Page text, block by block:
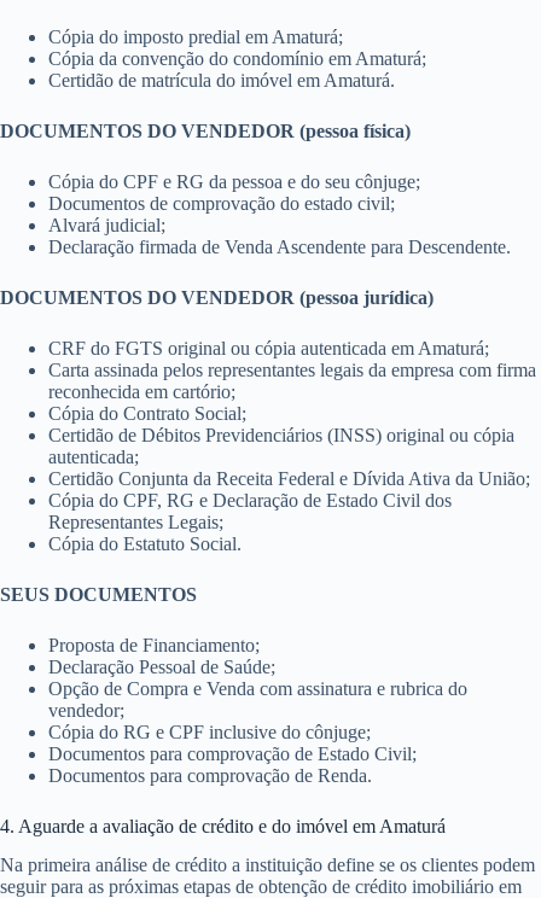
Cópia do imposto predial em Amaturá;
Cópia da convenção do condomínio em Amaturá;
Certidão de matrícula do imóvel em Amaturá.
DOCUMENTOS DO VENDEDOR (pessoa física)
Cópia do CPF e RG da pessoa e do seu cônjuge;
Documentos de comprovação do estado civil;
Alvará judicial;
Declaração firmada de Venda Ascendente para Descendente.
DOCUMENTOS DO VENDEDOR (pessoa jurídica)
CRF do FGTS original ou cópia autenticada em Amaturá;
Carta assinada pelos representantes legais da empresa com firma
reconhecida em cartório;
Cópia do Contrato Social;
Certidão de Débitos Previdenciários (INSS) original ou cópia
autenticada;
Certidão Conjunta da Receita Federal e Dívida Ativa da União;
Cópia do CPF, RG e Declaração de Estado Civil dos
Representantes Legais;
Cópia do Estatuto Social.
SEUS DOCUMENTOS
Proposta de Financiamento;
Declaração Pessoal de Saúde;
Opção de Compra e Venda com assinatura e rubrica do
vendedor;
Cópia do RG e CPF inclusive do cônjuge;
Documentos para comprovação de Estado Civil;
Documentos para comprovação de Renda.
4. Aguarde a avaliação de crédito e do imóvel em Amaturá
Na primeira análise de crédito a instituição define se os clientes podem
seguir para as próximas etapas de obtenção de crédito imobiliário em